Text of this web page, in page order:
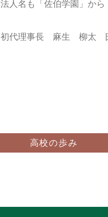
法人名も「佐伯学園」から
初代理事長 麻生 柳太
高校の歩み